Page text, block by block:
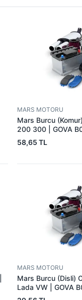
MARS MOTORU
Mars Burcu
200 300 | GOVA
58,65 TL
MARS MOTORU
Mars Burcu (Disli)
Lada VW | GOVA